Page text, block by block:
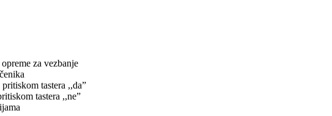
za vezbanje
tastera ,,da”
tastera ,,ne”